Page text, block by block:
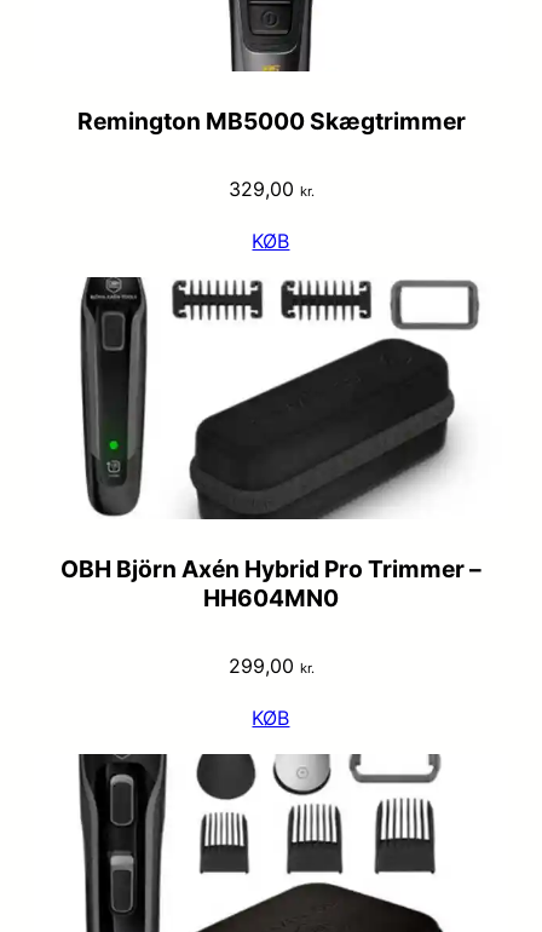
Remington MB5000 Skægtrimmer
329,00 kr.
KØB
OBH Björn Axén Hybrid Pro Trimmer –
HH604MN0
299,00 kr.
KØB